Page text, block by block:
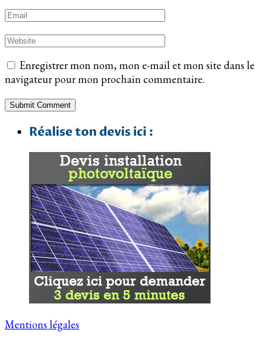
Enregistrer mon nom, mon e-mail et mon site dans le
navigateur pour mon prochain commentaire.
Réalise ton devis ici :
Mentions légales